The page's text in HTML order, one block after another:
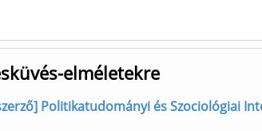
elméletekre
Politikatudományi és Szociológiai